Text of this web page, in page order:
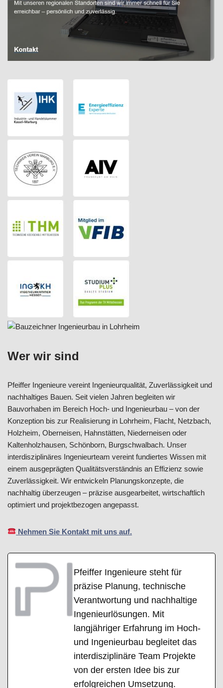
Wer wir sind
Pfeiffer Ingenieure vereint Ingenieurqualität, Zuverlässigkeit und
nachhaltiges Bauen. Seit vielen Jahren begleiten wir
Bauvorhaben im Bereich Hoch- und Ingenieurbau – von der
Konzeption bis zur Realisierung in Lohrheim, Flacht, Netzbach,
Holzheim, Oberneisen, Hahnstätten, Niederneisen oder
Kaltenholzhausen, Schönborn, Burgschwalbach. Unser
interdisziplinäres Ingenieurteam vereint fundiertes Wissen mit
einem ausgeprägten Qualitätsverständnis an Effizienz sowie
Zuverlässigkeit. Wir entwickeln Planungskonzepte, die
nachhaltig überzeugen – präzise ausgearbeitet, wirtschaftlich
optimiert und projektbezogen angepasst.
Nehmen Sie Kontakt mit uns auf.
Pfeiffer Ingenieure steht für
präzise Planung, technische
Verantwortung und nachhaltige
Ingenieurlösungen. Mit
langjähriger Erfahrung im Hoch-
und Ingenieurbau begleitet das
interdisziplinäre Team Projekte
von der ersten Idee bis zur
erfolgreichen Umsetzung.